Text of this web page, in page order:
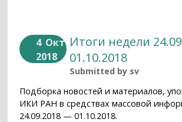
4 Окт
2018
Итоги недели
01.10.2018
Submitted by sv
Подборка новостей и материалов,
ИКИ РАН в средствах массовой
24.09.2018 — 01.10.2018.